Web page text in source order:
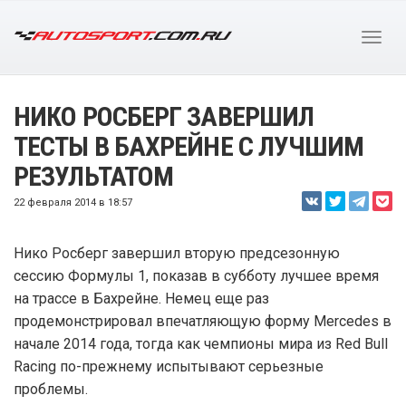
НИКО РОСБЕРГ ЗАВЕРШИЛ
ТЕСТЫ В БАХРЕЙНЕ С ЛУЧШИМ
РЕЗУЛЬТАТОМ
22 февраля 2014 в 18:57
Нико Росберг завершил вторую предсезонную
сессию Формулы 1, показав в субботу лучшее время
на трассе в Бахрейне. Немец еще раз
продемонстрировал впечатляющую форму Mercedes в
начале 2014 года, тогда как чемпионы мира из Red Bull
Racing по-прежнему испытывают серьезные
проблемы.